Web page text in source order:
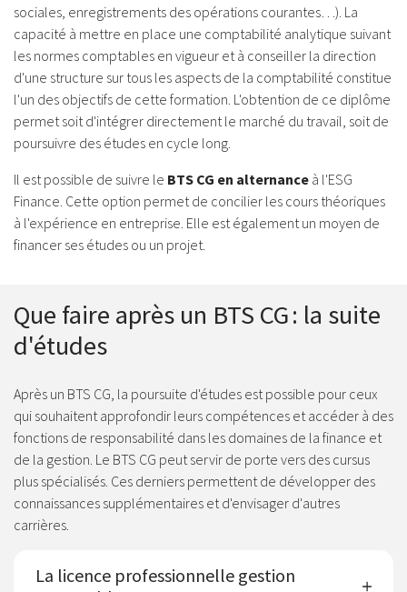
sociales, enregistrements des opérations courantes…). La
capacité à mettre en place une comptabilité analytique suivant
les normes comptables en vigueur et à conseiller la direction
d'une structure sur tous les aspects de la comptabilité constitue
l'un des objectifs de cette formation. L'obtention de ce diplôme
permet soit d'intégrer directement le marché du travail, soit de
poursuivre des études en cycle long.
Il est possible de suivre le BTS CG en alternance à l'ESG
Finance. Cette option permet de concilier les cours théoriques
à l'expérience en entreprise. Elle est également un moyen de
financer ses études ou un projet.
Que faire après un BTS CG : la suite
d'études
Après un BTS CG, la poursuite d'études est possible pour ceux
qui souhaitent approfondir leurs compétences et accéder à des
fonctions de responsabilité dans les domaines de la finance et
de la gestion. Le BTS CG peut servir de porte vers des cursus
plus spécialisés. Ces derniers permettent de développer des
connaissances supplémentaires et d'envisager d'autres
carrières.
La licence professionnelle gestion